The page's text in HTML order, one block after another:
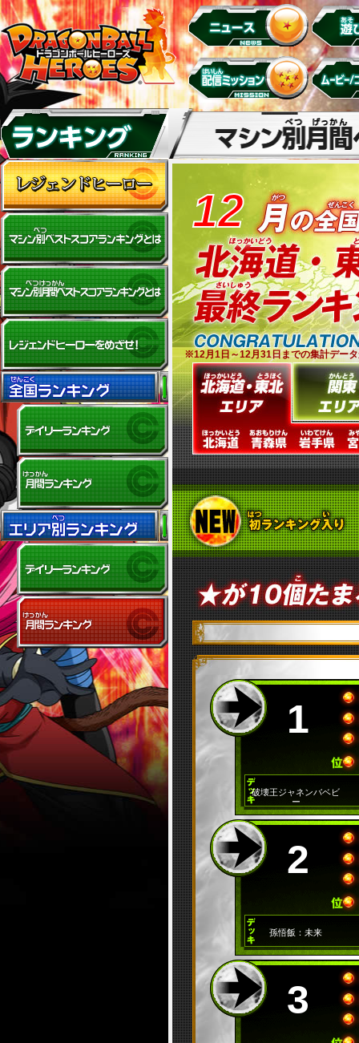
12
※12月1日～12月31日までの集計デー
1
破壊王ジャネンバベビ
ー
2
孫悟飯：未来
3